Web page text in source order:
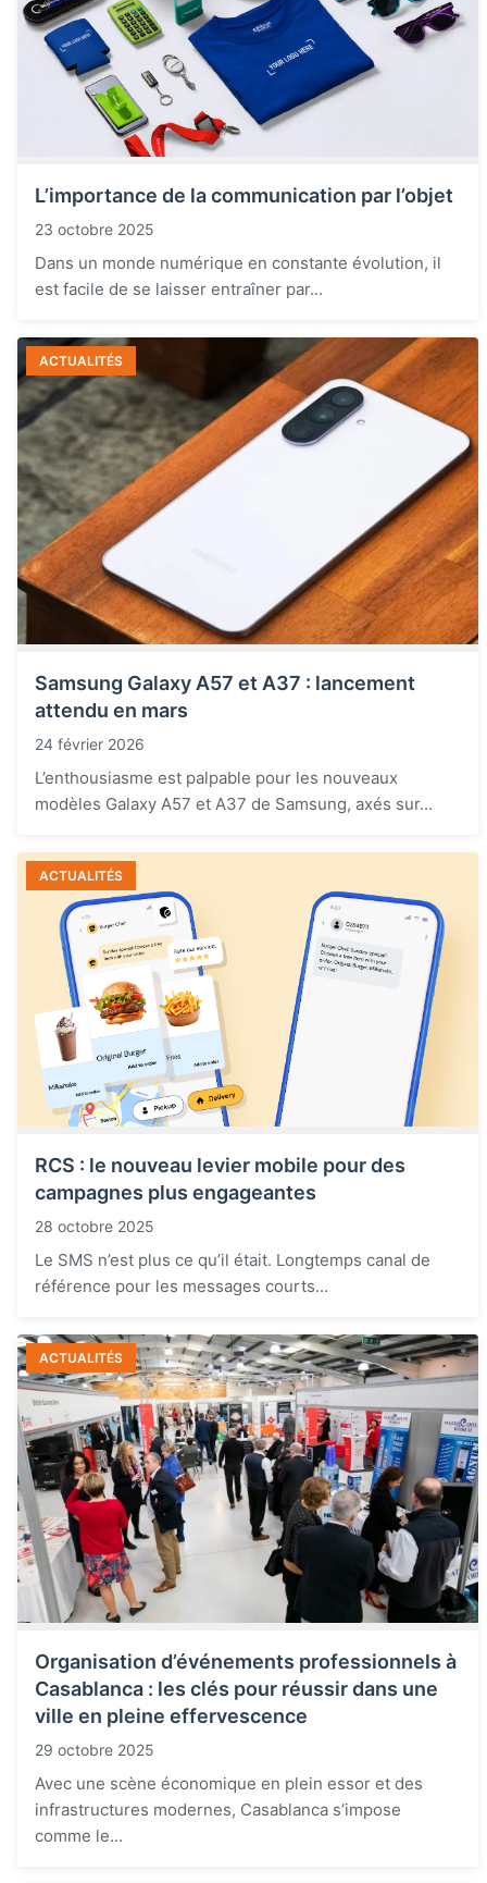
L’importance de la communication par l’objet
23 octobre 2025
Dans un monde numérique en constante évolution, il
est facile de se laisser entraîner par...
ACTUALITÉS
Samsung Galaxy A57 et A37 : lancement
attendu en mars
24 février 2026
L’enthousiasme est palpable pour les nouveaux
modèles Galaxy A57 et A37 de Samsung, axés sur...
ACTUALITÉS
RCS : le nouveau levier mobile pour des
campagnes plus engageantes
28 octobre 2025
Le SMS n’est plus ce qu’il était. Longtemps canal de
référence pour les messages courts...
ACTUALITÉS
Organisation d’événements professionnels à
Casablanca : les clés pour réussir dans une
ville en pleine effervescence
29 octobre 2025
Avec une scène économique en plein essor et des
infrastructures modernes, Casablanca s’impose
comme le...